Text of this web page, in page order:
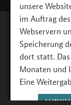
unsere
im Auftrag
Webservern
Speicherung
dort statt.
Monaten und
Eine